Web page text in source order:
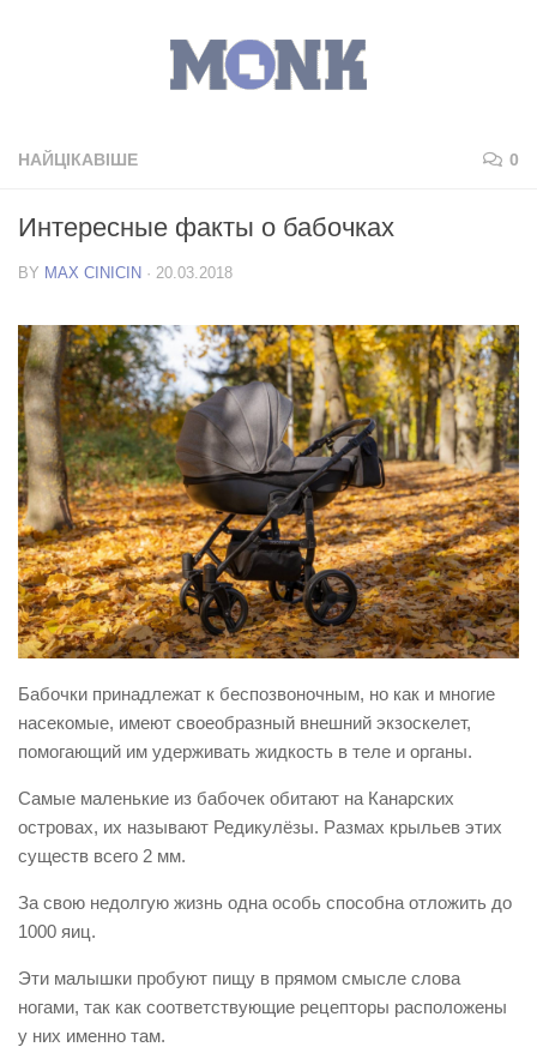
НАЙЦІКАВІШЕ 0
Интересные факты о бабочках
BY MAX CINICIN · 20.03.2018
Бабочки принадлежат к беспозвоночным, но как и многие
насекомые, имеют своеобразный внешний экзоскелет,
помогающий им удерживать жидкость в теле и органы.
Самые маленькие из бабочек обитают на Канарских
островах, их называют Редикулёзы. Размах крыльев этих
существ всего 2 мм.
За свою недолгую жизнь одна особь способна отложить до
1000 яиц.
Эти малышки пробуют пищу в прямом смысле слова
ногами, так как соответствующие рецепторы расположены
у них именно там.